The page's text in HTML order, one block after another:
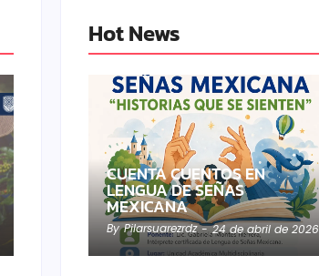
Hot News
CUENTA CUENTOS EN
LENGUA DE SEÑAS
MEXICANA
By Pilarsuarezrdz - 24 de abril de 2026